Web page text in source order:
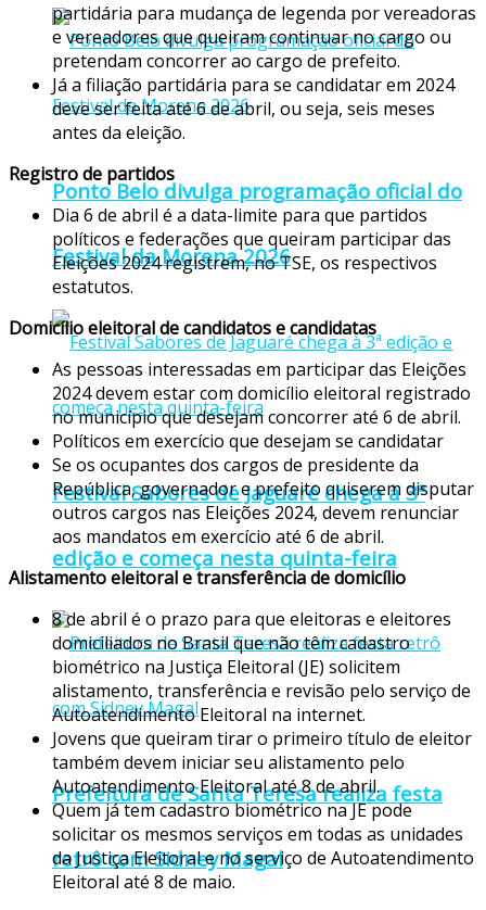
Ponto Belo divulga programação oficial do
Festival da Morena 2026
Festival Sabores de Jaguaré chega à 3ª
edição e começa nesta quinta-feira
Prefeitura de Santa Teresa realiza festa
retrô com Sidney Magal
partidária para mudança de legenda por vereadoras
e vereadores que queiram continuar no cargo ou
pretendam concorrer ao cargo de prefeito.
Já a filiação partidária para se candidatar em 2024
deve ser feita até 6 de abril, ou seja, seis meses
antes da eleição.
Registro de partidos
Dia 6 de abril é a data-limite para que partidos
políticos e federações que queiram participar das
Eleições 2024 registrem, no TSE, os respectivos
estatutos.
Domicílio eleitoral de candidatos e candidatas
As pessoas interessadas em participar das Eleições
2024 devem estar com domicílio eleitoral registrado
no município que desejam concorrer até 6 de abril.
Políticos em exercício que desejam se candidatar
Se os ocupantes dos cargos de presidente da
República, governador e prefeito quiserem disputar
outros cargos nas Eleições 2024, devem renunciar
aos mandatos em exercício até 6 de abril.
Alistamento eleitoral e transferência de domicílio
8 de abril é o prazo para que eleitoras e eleitores
domiciliados no Brasil que não têm cadastro
biométrico na Justiça Eleitoral (JE) solicitem
alistamento, transferência e revisão pelo serviço de
Autoatendimento Eleitoral na internet.
Jovens que queiram tirar o primeiro título de eleitor
também devem iniciar seu alistamento pelo
Autoatendimento Eleitoral até 8 de abril.
Quem já tem cadastro biométrico na JE pode
solicitar os mesmos serviços em todas as unidades
da Justiça Eleitoral e no serviço de Autoatendimento
Eleitoral até 8 de maio.